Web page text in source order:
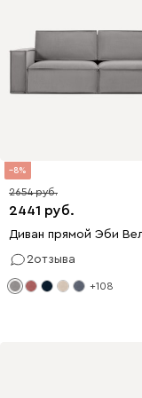
8
2441
2654
Диван прямой Эби
2отзыва
+108